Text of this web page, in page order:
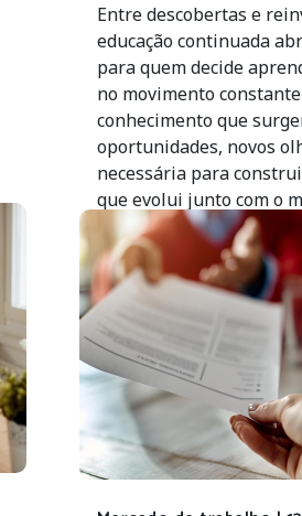
Entre descobertas e
educação continuada
para quem decide
no movimento
conhecimento que
oportunidades, novos
necessária para
que evolui junto com o